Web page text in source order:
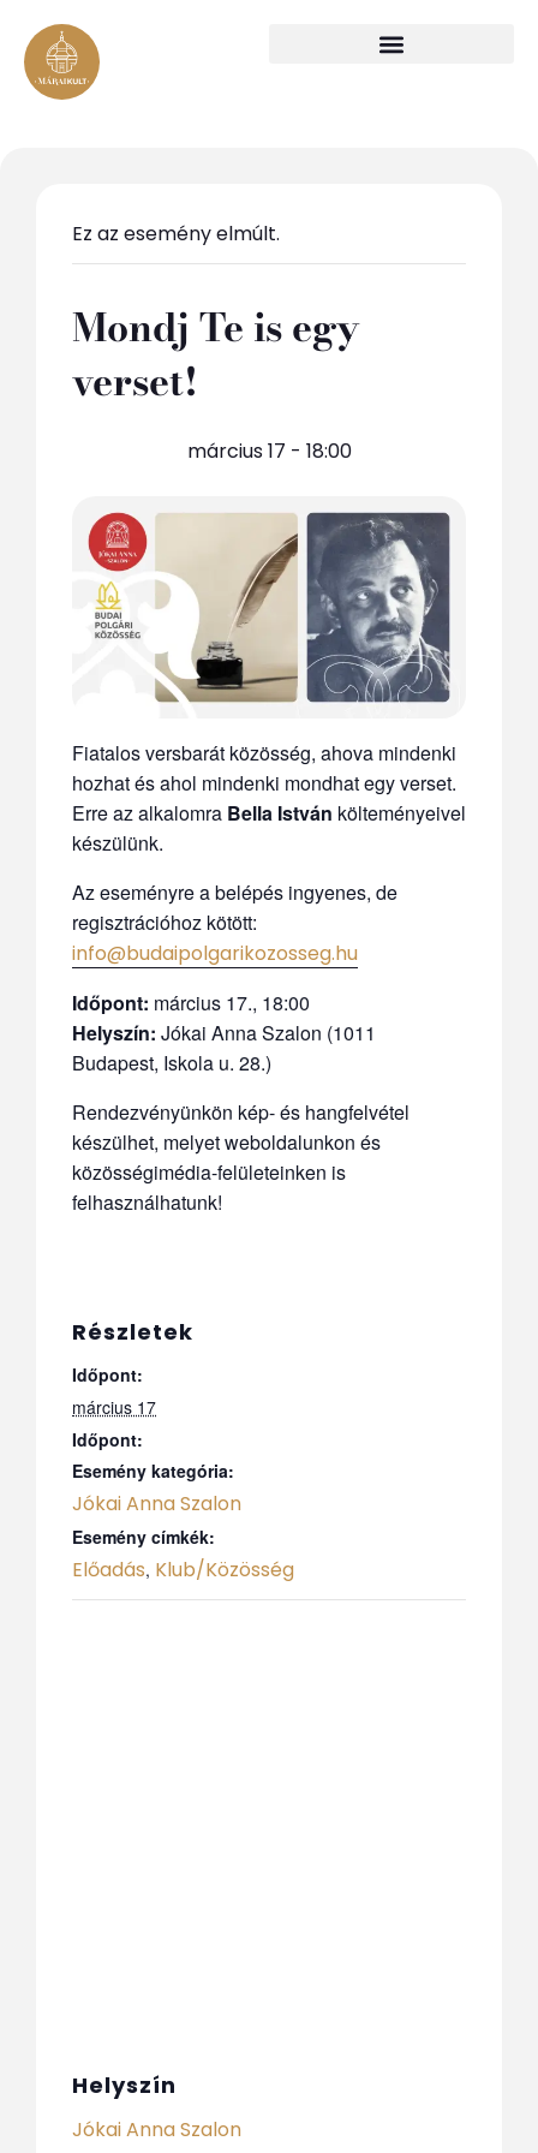
Ez az esemény elmúlt.
Mondj Te is egy
verset!
március 17 - 18:00
Fiatalos versbarát közösség, ahova mindenki
hozhat és ahol mindenki mondhat egy verset.
Erre az alkalomra Bella István költeményeivel
készülünk.
Az eseményre a belépés ingyenes, de
regisztrációhoz kötött:
info@budaipolgarikozosseg.hu
Időpont: március 17., 18:00
Helyszín: Jókai Anna Szalon (1011
Budapest, Iskola u. 28.)
Rendezvényünkön kép- és hangfelvétel
készülhet, melyet weboldalunkon és
közösségimédia-felületeinken is
felhasználhatunk!
Részletek
Időpont:
március 17
Időpont:
Esemény kategória:
Jókai Anna Szalon
Esemény címkék:
Előadás, Klub/Közösség
Helyszín
Jókai Anna Szalon